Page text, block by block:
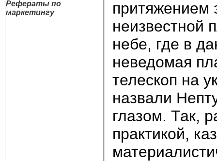
Рефераты по
маркетингу
притяжением
неизвестной
небе, где в
неведомая
телескоп на
назвали
глазом. Так,
практикой,